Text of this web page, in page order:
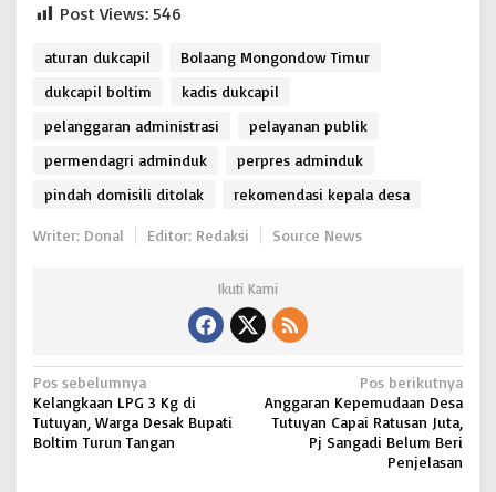
Post Views: 546
aturan dukcapil
Bolaang Mongondow Timur
dukcapil boltim
kadis dukcapil
pelanggaran administrasi
pelayanan publik
permendagri adminduk
perpres adminduk
pindah domisili ditolak
rekomendasi kepala desa
Writer: Donal Editor: Redaksi Source News
Ikuti Kami
N
a
v
Pos sebelumnya
Kelangkaan LPG 3 Kg di
Tutuyan, Warga Desak Bupati
Boltim Turun Tangan
Pos berikutnya
Anggaran Kepemudaan Desa
Tutuyan Capai Ratusan Juta,
Pj Sangadi Belum Beri
Penjelasan